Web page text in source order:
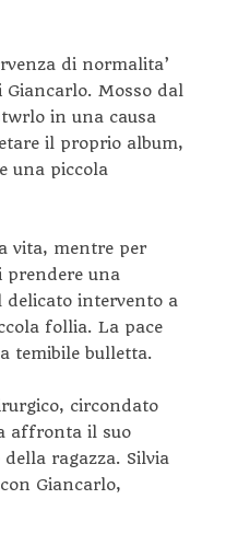
di normalita’
Giancarlo. Mosso dal
in una causa
il proprio album,
una piccola
vita, mentre per
prendere una
delicato intervento a
follia. La pace
temibile bulletta.
circondato
affronta il suo
ragazza. Silvia
Giancarlo,